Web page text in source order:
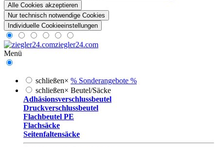
Alle Cookies akzeptieren
Nur technisch notwendige Cookies
Individuelle Cookieeinstellungen
ziegler24.com
Menü
schließen× % Sonderangebote %
schließen× Beutel/Säcke
Adhäsionsverschlussbeutel
Druckverschlussbeutel
Flachbeutel PE
Flachsäcke
Seitenfaltensäcke